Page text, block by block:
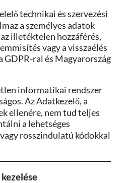
technikai és szervezési
a személyes adatok
illetéktelen hozzáférés,
vagy a visszaélés
GDPR-ral és Magyarország
informatikai rendszer
Az Adatkezelő, a
ellenére, nem tud teljes
a lehetséges
rosszindulatú kódokkal